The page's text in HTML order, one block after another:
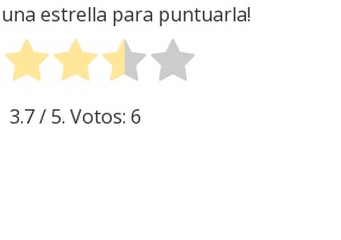
una estrella para puntuarla!
3.7/ 5. Votos: 6